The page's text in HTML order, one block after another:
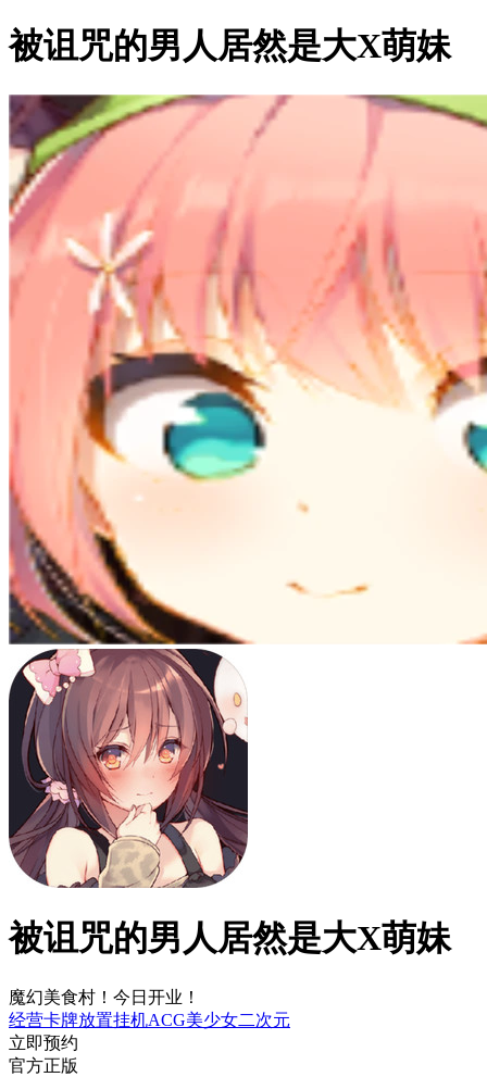
被诅咒的男人居然是大X萌妹
被诅咒的男人居然是大X萌妹
魔幻美食村！今日开业！
经营卡牌放置挂机ACG美少女二次元
立即预约
官方正版